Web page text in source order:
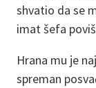
shvatio da se
imat šefa
Hrana mu je
spreman